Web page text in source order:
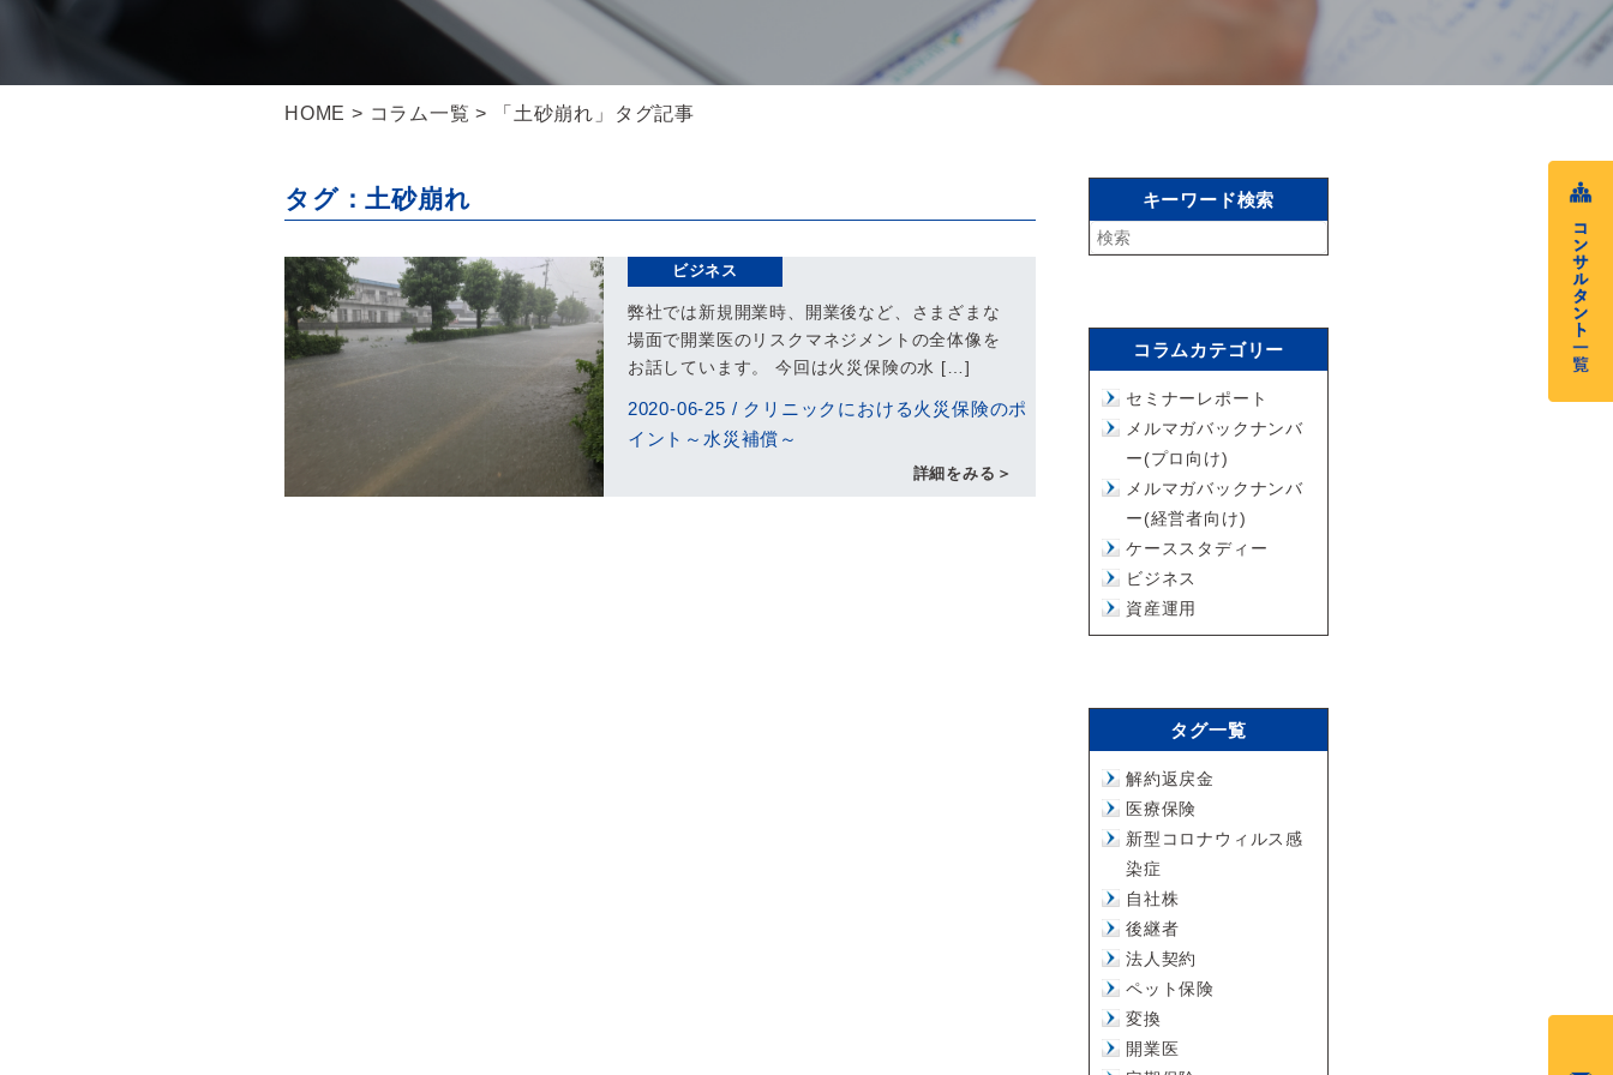
HOME > コラム一覧 > 「土砂崩れ」タグ記事
タグ：土砂崩れ
ビジネス
弊社では新規開業時、開業後など、さまざまな
場面で開業医のリスクマネジメントの全体像を
お話しています。 今回は火災保険の水 […]
2020-06-25 / クリニックにおける火災保険のポ
イント～水災補償～
詳細をみる＞
キーワード検索
コラムカテゴリー
セミナーレポート
メルマガバックナンバ
ー(プロ向け)
メルマガバックナンバ
ー(経営者向け)
ケーススタディー
ビジネス
資産運用
タグ一覧
解約返戻金
医療保険
新型コロナウィルス感
染症
自社株
後継者
法人契約
ペット保険
変換
開業医